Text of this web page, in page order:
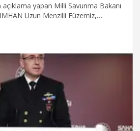
açıklama yapan Milli Savunma Bakanı
Uzun Menzilli Füzemiz,
başarıyla tamamlanan sistemin
de önümüzdeki dönemde